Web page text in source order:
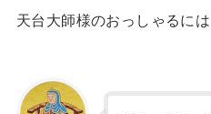
天台大師様のおっしゃるには